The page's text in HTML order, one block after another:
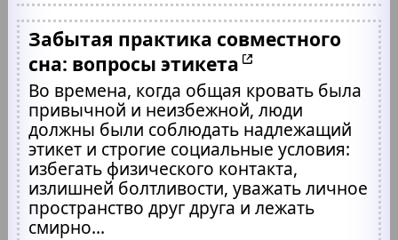
Забытая практика совместного
сна: вопросы этикета
Во времена, когда общая кровать была
привычной и неизбежной, люди
должны были соблюдать надлежащий
этикет и строгие социальные условия:
избегать физического контакта,
излишней болтливости, уважать личное
пространство друг друга и лежать
смирно...